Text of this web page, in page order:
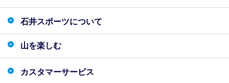
石井スポーツについて
山を楽しむ
カスタマーサービス